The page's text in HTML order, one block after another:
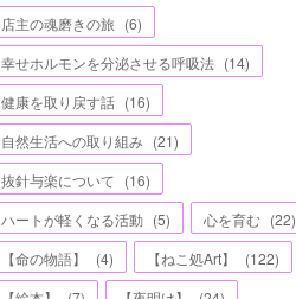
店主の魂磨きの旅 (6)
幸せホルモンを分泌させる呼吸法 (14)
健康を取り戻す話 (16)
自然生活への取り組み (21)
抜針与楽について (16)
ハートが軽くなる活動 (5) 心を育む (22)
【命の物語】
(4) 【ねこ処Art】 (122)